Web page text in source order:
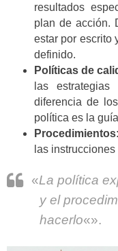
resultados
plan de acción.
estar por escrito
definido.
Políticas de
las
diferencia de
política es la
Procedimientos:
las
«La política
y el
hacerlo«».